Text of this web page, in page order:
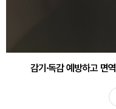
감기·독감 예방하고 면